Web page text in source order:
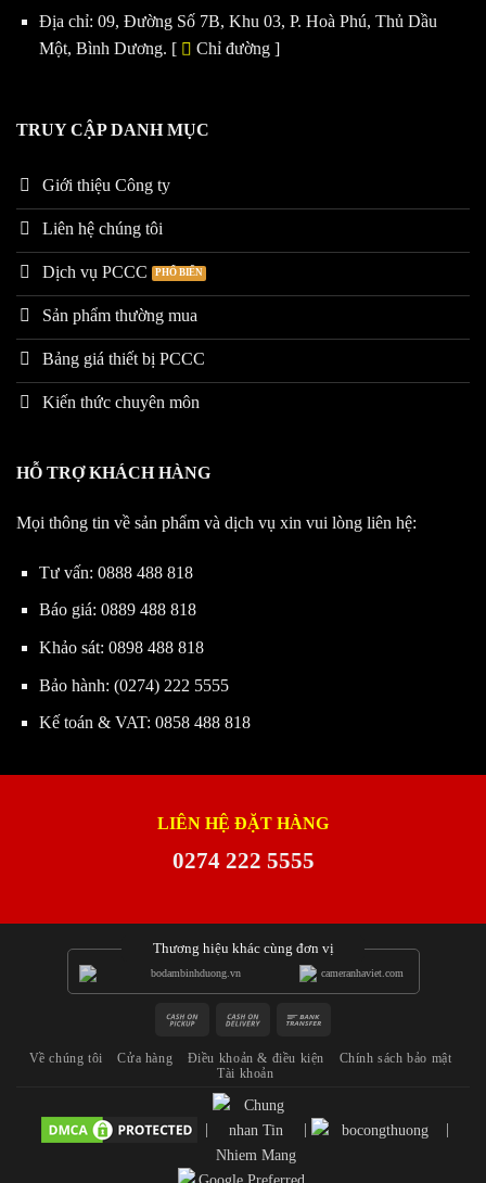
Địa chỉ: 09, Đường Số 7B, Khu 03, P. Hoà Phú, Thủ Dầu
Một, Bình Dương. [
Chỉ đường]
TRUY CẬP DANH MỤC
Giới thiệu Công ty
Liên hệ chúng tôi
Dịch vụ PCCC
Sản phẩm thường mua
Bảng giá thiết bị PCCC
Kiến thức chuyên môn
HỖ TRỢ KHÁCH HÀNG
Mọi thông tin về sản phẩm và dịch vụ xin vui lòng liên hệ:
Tư vấn: 0888 488 818
Báo giá: 0889 488 818
Khảo sát: 0898 488 818
Bảo hành: (0274) 222 5555
Kế toán & VAT: 0858 488 818
LIÊN HỆ ĐẶT HÀNG
0274 222 5555
Thương hiệu khác cùng đơn vị
Cash
Pickup
Cash
Delivery
Về chúng tôi Cửa hàng Điều khoản & điều kiện
Chính sách bảo mật
Tài khoản
| | |